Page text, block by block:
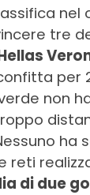
tre
per
non
ha
reti
di due